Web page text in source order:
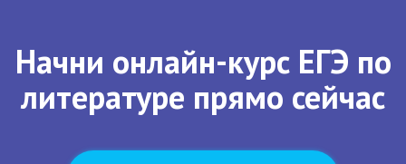
Начни онлайн-курс ЕГЭ по
литературе прямо сейчас